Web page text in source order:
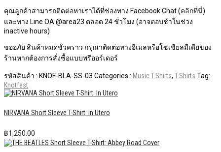
คุณลูกค้าสามารถติดต่อหาเราได้ที่ช่องทาง Facebook Chat (คลิกที่นี่)
และทาง Line OA @area23 ตลอด 24 ชั่วโมง (อาจตอบช้าในช่วง
inactive hours)
ขออภัย สินค้าหมดชั่วคราว กรุณาติดต่อทางอีเมลหรือโซเชียลมีเดียของ
ร้านหากต้องการสั่งซื้อแบบพรีออร์เดอร์
รหัสสินค้า : KNOF-BLA-SS-03 Categories : Music T-Shirts, T-Shirts Tag:
Knotfest
NIRVANA Short Sleeve T-Shirt: In Utero
฿1,250.00